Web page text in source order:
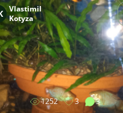
Bild
Vlastimil
Kotyza
1252 3 3